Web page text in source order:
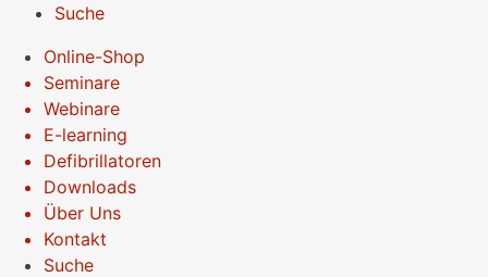
Suche
Online-Shop
Seminare
Webinare
E-learning
Defibrillatoren
Downloads
Über Uns
Kontakt
Suche